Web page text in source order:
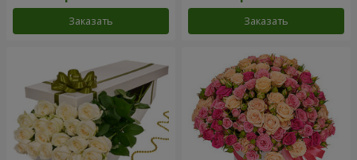
Заказать Заказать